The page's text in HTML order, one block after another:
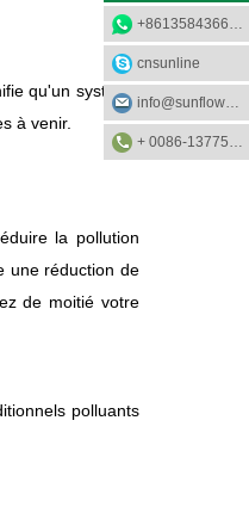
qu'un système
à venir.
la pollution
une réduction de
de moitié votre
polluants
cnsunline